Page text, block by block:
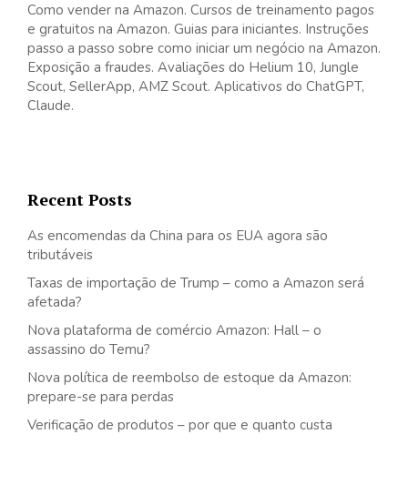
Como vender na Amazon. Cursos de treinamento pagos
e gratuitos na Amazon. Guias para iniciantes. Instruções
passo a passo sobre como iniciar um negócio na Amazon.
Exposição a fraudes. Avaliações do Helium 10, Jungle
Scout, SellerApp, AMZ Scout. Aplicativos do ChatGPT,
Claude.
Recent Posts
As encomendas da China para os EUA agora são
tributáveis
Taxas de importação de Trump – como a Amazon será
afetada?
Nova plataforma de comércio Amazon: Hall – o
assassino do Temu?
Nova política de reembolso de estoque da Amazon:
prepare-se para perdas
Verificação de produtos – por que e quanto custa